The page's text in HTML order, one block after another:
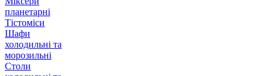
планетарні
Тістоміси
Шафи
холодильні та
морозильні
Столи